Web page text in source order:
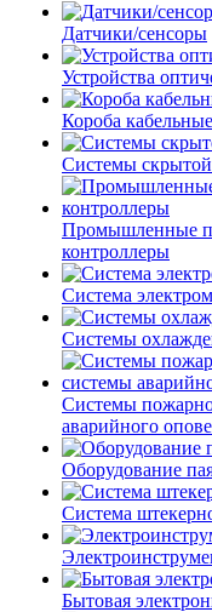
Датчики/сенсоры
Устройства
Короба кабельные
Системы
Промышленные
контроллеры
Система
Системы
Системы
аварийного
Оборудование
Система
Бытовая